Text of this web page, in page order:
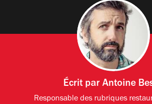
Écrit par Antoine
Responsable des rubriques